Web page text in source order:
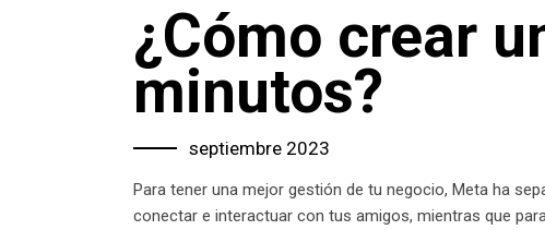
¿Cómo crear
minutos?
septiembre 2023
Para tener una mejor gestión de tu negocio, Meta ha
conectar e interactuar con tus amigos, mientras que